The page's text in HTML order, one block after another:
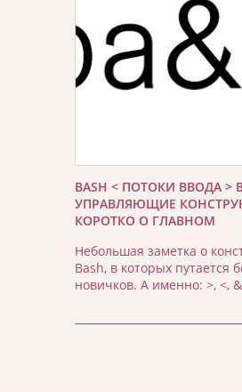
BASH < ПОТОКИ ВВОДА >
УПРАВЛЯЮЩИЕ
КОРОТКО О ГЛАВНОМ
Небольшая заметка о
Bash, в которых путается
новичков. А именно: >, <,